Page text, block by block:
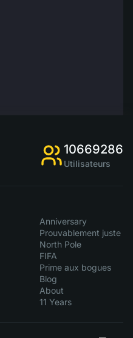
10669286
Utilisateurs
Anniversary
Prouvablement juste
North Pole
FIFA
Prime aux bogues
Blog
About
11 Years